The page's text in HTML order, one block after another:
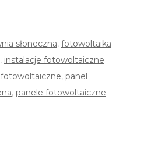
słoneczna, fotowoltaika
, instalacje fotowoltaiczne
, panel
, panele fotowoltaiczne